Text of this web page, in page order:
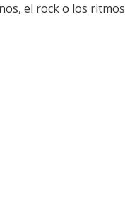
el rock o los ritmos